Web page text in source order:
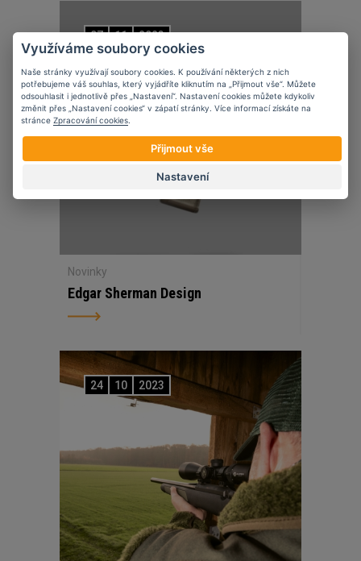
07 11 2023
Novinky
Edgar Sherman Design
24 10 2023
Využíváme soubory cookies
Naše stránky využívají soubory cookies. K používání některých z nich
potřebujeme váš souhlas, který vyjádříte kliknutím na „Přijmout vše“. Můžete
odsouhlasit i jednotlivě přes „Nastavení“. Nastavení cookies můžete kdykoliv
změnit přes „Nastavení cookies“ v zápatí stránky. Více informací získáte na
stránce Zpracování cookies
Přijmout vše
Nastavení